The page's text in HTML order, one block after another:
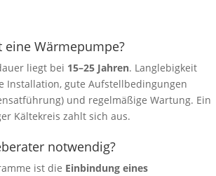
eine Wärmepumpe?
liegt bei 15–25 Jahren. Langlebigkeit
Installation, gute Aufstellbedingungen
und regelmäßige Wartung. Ein
Kältekreis zahlt sich aus.
notwendig?
ist die Einbindung eines